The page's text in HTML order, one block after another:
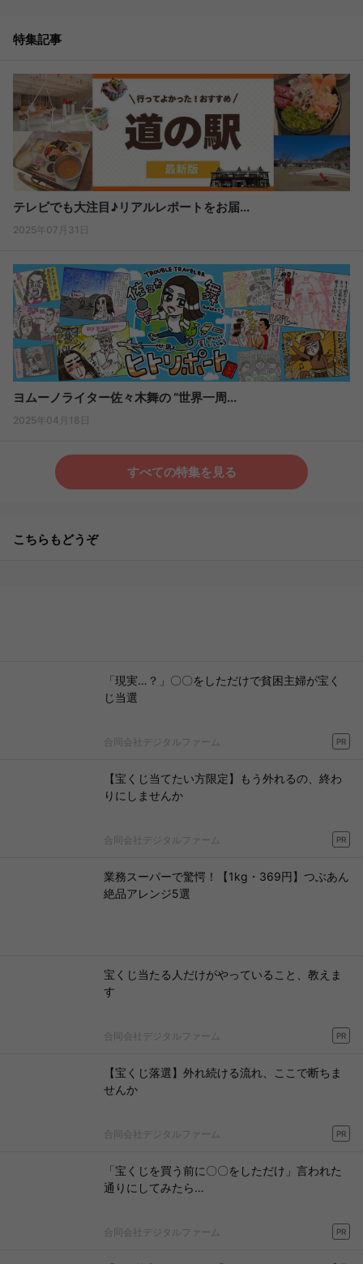
特集記事
テレビでも大注目♪リアルレポートをお届...
2025年07月31日
ヨムーノライター佐々木舞の “世界一周...
2025年04月18日
すべての特集を見る
こちらもどうぞ
「現実…？」〇〇をしただけで貧困主婦が宝く
じ当選
合同会社デジタルファーム PR
【宝くじ当てたい方限定】もう外れるの、終わ
りにしませんか
合同会社デジタルファーム PR
業務スーパーで驚愕！【1kg・369円】つぶあん
絶品アレンジ5選
宝くじ当たる人だけがやっていること、教えま
す
合同会社デジタルファーム PR
【宝くじ落選】外れ続ける流れ、ここで断ちま
せんか
合同会社デジタルファーム PR
「宝くじを買う前に〇〇をしただけ」言われた
通りにしてみたら…
合同会社デジタルファーム PR